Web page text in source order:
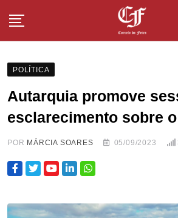
POLÍTICA
Autarquia promove
esclarecimento sobre
POR MÁRCIA SOARES 05/09/2023